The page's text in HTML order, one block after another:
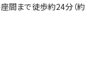
間まで徒歩約24分（約